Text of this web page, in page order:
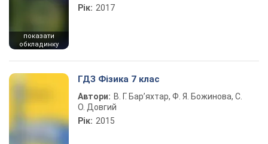
показати
обкладинку
Рік: 2017
ГДЗ Фізика 7 клас
Автори: В. Г. Бар’яхтар, Ф. Я. Божинова, С.
О. Довгий
Рік: 2015